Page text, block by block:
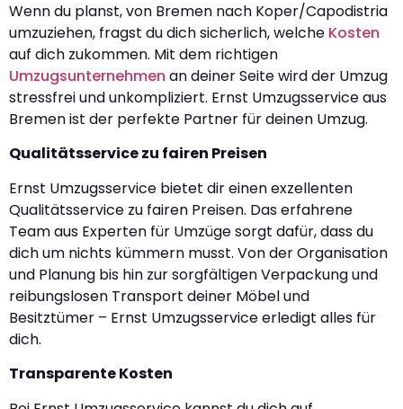
Wenn du planst, von Bremen nach Koper/Capodistria
umzuziehen, fragst du dich sicherlich, welche Kosten
auf dich zukommen. Mit dem richtigen
Umzugsunternehmen an deiner Seite wird der Umzug
stressfrei und unkompliziert. Ernst Umzugsservice aus
Bremen ist der perfekte Partner für deinen Umzug.
Qualitätsservice zu fairen Preisen
Ernst Umzugsservice bietet dir einen exzellenten
Qualitätsservice zu fairen Preisen. Das erfahrene
Team aus Experten für Umzüge sorgt dafür, dass du
dich um nichts kümmern musst. Von der Organisation
und Planung bis hin zur sorgfältigen Verpackung und
reibungslosen Transport deiner Möbel und
Besitztümer – Ernst Umzugsservice erledigt alles für
dich.
Transparente Kosten